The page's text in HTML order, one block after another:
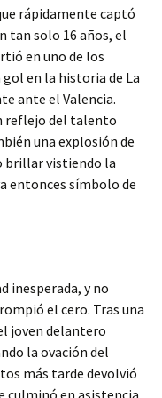
rápidamente captó
tan solo 16 años, el
en uno de los
en la historia de La
ante el Valencia.
reflejo del talento
una explosión de
brillar vistiendo la
entonces símbolo de
inesperada, y no
el cero. Tras una
joven delantero
la ovación del
más tarde devolvió
culminó en asistencia